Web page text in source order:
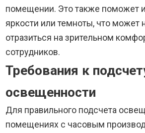
помещении. Это также поможет
яркости или темноты, что может
отразиться на зрительном
сотрудников.
Требования к
освещенности
Для правильного подсчета
помещениях с часовым